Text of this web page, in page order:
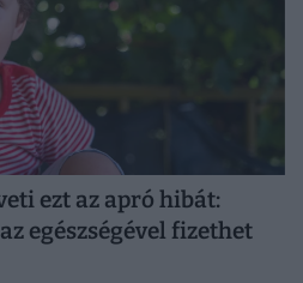
ezt az apró hibát:
egészségével fizethet